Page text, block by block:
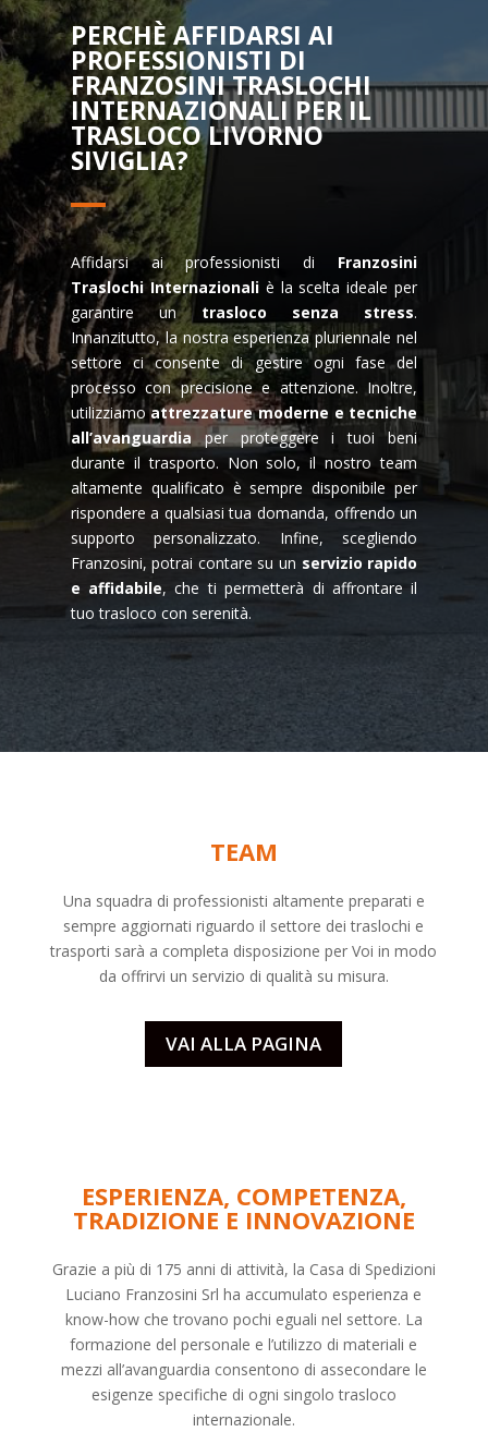
PERCHÈ AFFIDARSI AI
PROFESSIONISTI DI
FRANZOSINI TRASLOCHI
INTERNAZIONALI PER IL
TRASLOCO LIVORNO
SIVIGLIA?
Affidarsi ai professionisti di Franzosini
Traslochi Internazionaliè la scelta ideale per
garantire un trasloco senza stress.
Innanzitutto, la nostra esperienza pluriennale nel
settore ci consente di gestire ogni fase del
processo con precisione e attenzione. Inoltre,
utilizziamoattrezzature moderne e tecniche
all’avanguardiaper proteggere i tuoi beni
durante il trasporto. Non solo, il nostro team
altamente qualificato è sempre disponibile per
rispondere a qualsiasi tua domanda, offrendo un
supporto personalizzato. Infine, scegliendo
Franzosini, potrai contare su un servizio rapido
e affidabile, che ti permetterà di affrontare il
tuo trasloco con serenità.
TEAM
Una squadra di professionisti altamente preparati e
sempre aggiornati riguardo il settore deitraslochi e
trasporti sarà a completa disposizione per Voi in modo
da offrirvi un servizio di qualità su misura.
VAI ALLA PAGINA
ESPERIENZA, COMPETENZA,
TRADIZIONE E INNOVAZIONE
Grazie a più di 175 anni di attività, la Casa di Spedizioni
Luciano Franzosini Srl ha accumulato esperienza e
know-how che trovano pochi eguali nel settore. La
formazione del personale e l’utilizzo di materiali e
mezzi all’avanguardia consentono di assecondare le
esigenze specifiche di ogni singolo trasloco
internazionale.